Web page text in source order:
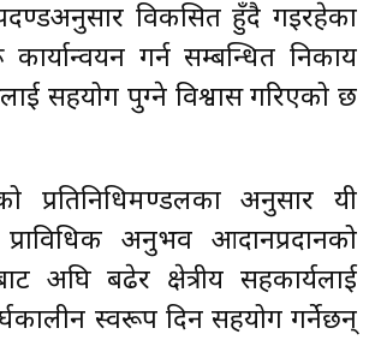
विकसित हुँदै गइरहेका
गर्न सम्बन्धित निकाय
सहयोग पुग्ने विश्वास गरिएको छ
प्रतिनिधिमण्डलका अनुसार यी
अनुभव आदानप्रदानको
अघि बढेर क्षेत्रीय सहकार्यलाई
स्वरूप दिन सहयोग गर्नेछन्